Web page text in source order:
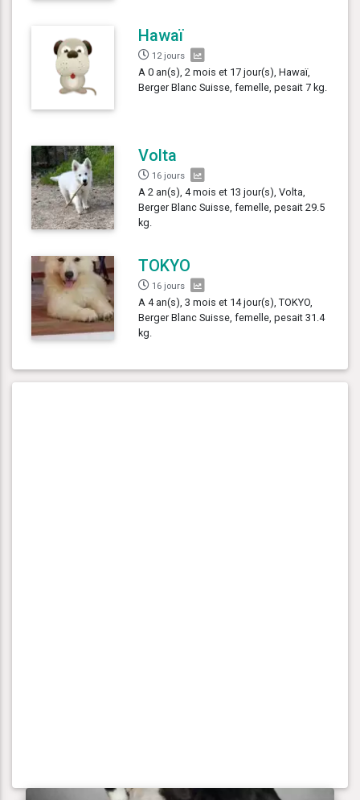
Hawaï
12 jours
A 0 an(s), 2 mois et 17 jour(s), Hawaï,
Berger Blanc Suisse, femelle, pesait 7 kg.
Volta
16 jours
A 2 an(s), 4 mois et 13 jour(s), Volta,
Berger Blanc Suisse, femelle, pesait 29.5
kg.
TOKYO
16 jours
A 4 an(s), 3 mois et 14 jour(s), TOKYO,
Berger Blanc Suisse, femelle, pesait 31.4
kg.